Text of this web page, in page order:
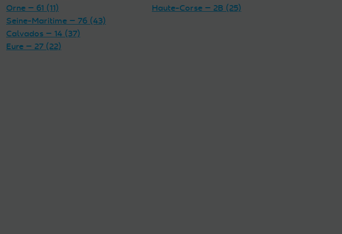
Orne — 61 (11)
Seine-Maritime — 76 (43)
Calvados — 14 (37)
Eure — 27 (22)
Haute-Corse — 2B (25)